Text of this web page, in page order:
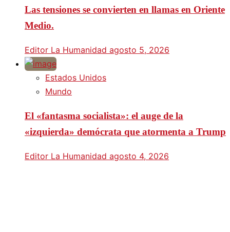
Las tensiones se convierten en llamas en Oriente
Medio.
Editor La Humanidad agosto 5, 2026
Estados Unidos
Mundo
El «fantasma socialista»: el auge de la
«izquierda» demócrata que atormenta a Trump
Editor La Humanidad agosto 4, 2026